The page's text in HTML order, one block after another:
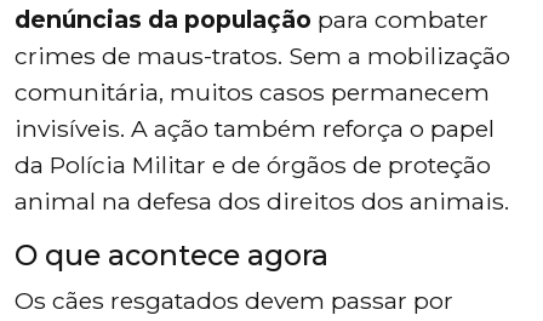
denúncias da população para combater
crimes de maus-tratos. Sem a mobilização
comunitária, muitos casos permanecem
invisíveis. A ação também reforça o papel
da Polícia Militar e de órgãos de proteção
animal na defesa dos direitos dos animais.
O que acontece agora
Os cães resgatados devem passar por